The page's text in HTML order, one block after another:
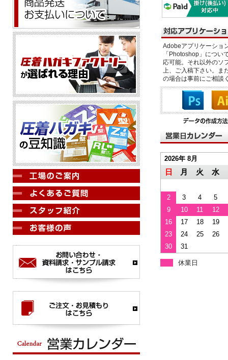
Adobeアプリケーショ
「Photoshop」につい
応可能。それ以外のソ
上、ご入稿下さい。ま
の場合は事前にご相談
2026年 8月
日 月 火 水
2 3 4
5
9
10 11
12
16
17 18
19
23
24 25
26
30
31
休業日